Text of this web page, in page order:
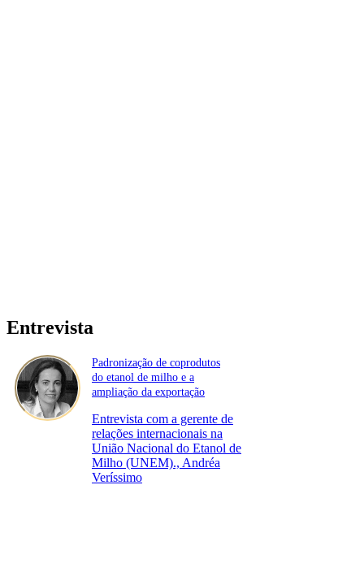
Entrevista
Padronização de coprodutos
do etanol de milho e a
ampliação da exportação
Entrevista com a gerente de
relações internacionais na
União Nacional do Etanol de
Milho (UNEM)., Andréa
Veríssimo